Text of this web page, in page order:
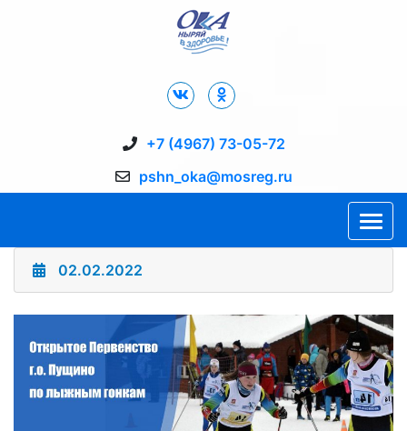
+7 (4967) 73-05-72
pshn_oka@mosreg.ru
02.02.2022